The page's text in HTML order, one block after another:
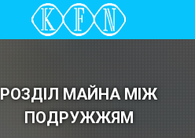
РОЗДІЛ МАЙНА МІЖ
ПОДРУЖЖЯМ